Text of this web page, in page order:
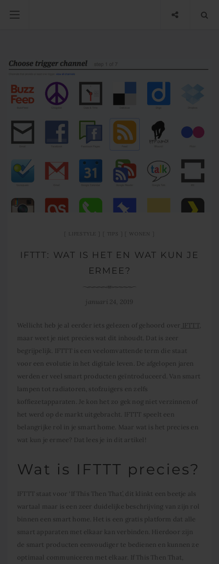
LIFESTYLE TIPS WONEN
IFTTT: WAT IS HET EN WAT KUN JE
ERMEE?
januari 24, 2019
Wellicht heb je al eerder iets gelezen of gehoord over IFTTT,
maar weet je niet precies wat dit inhoudt. Dat is zeer
begrijpelijk. IFTTT is een veelomvattende term die staat
voor een evolutie in het digitale leven. De afgelopen jaren
werden er veel smart producten geïntroduceerd. Van smart
lampen tot radiatoren, stofzuigers en zelfs
koffiezetapparaten. Je kon het zo gek nog niet verzinnen of
het werd op de markt uitgebracht. IFTTT speelt een
belangrijke rol in je smart home. Maar wat is het precies en
wat kun je ermee? Dat lees je in dit artikel!
Wat is IFTTT precies?
IFTTT staat voor ‘If This Then That’, dit klinkt een beetje als
wartaal maar is een zeer duidelijke beschrijving van zijn rol
binnen een smart home. Het is een gratis platform dat alle
smart apparaten met elkaar kan verbinden. Hierdoor zijn
de smart producten eenvoudiger te bedienen en kunnen ze
optimaal communiceren met elkaar. If This Then That,